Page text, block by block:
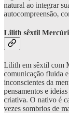
natural ao integrar
autocompreensão,
Lilith sêxtil
Lilith em sêxtil com
comunicação fluida
inconscientes da
pensamentos e
criativa. O nativo é
vezes sombrios de